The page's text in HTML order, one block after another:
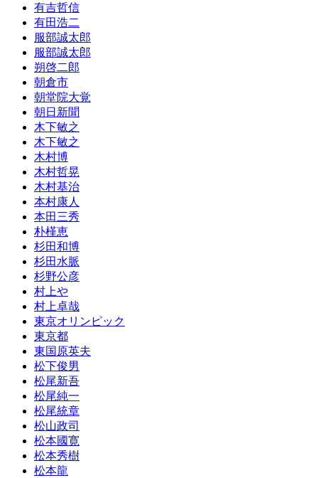
有吉哲信
有田浩二
服部誠太郎
服部誠太郎
朔啓二郎
朝倉市
朝堂院大覚
朝日新聞
木下敏之
木下敏之
木村博
木村哲晃
木村基治
本村康人
本田三秀
朴槿恵
杉田和博
杉田水脈
杉野公彦
村上や
村上卓哉
東京オリンピック
東京都
東国原英夫
松下俊男
松尾新吾
松尾純一
松尾統章
松山政司
松本國寛
松本秀樹
松本龍